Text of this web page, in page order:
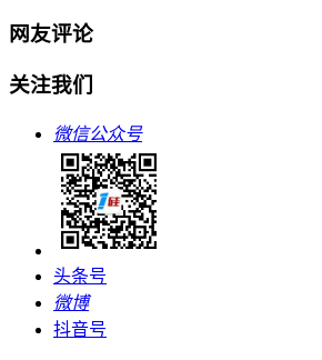
网友评论
关注我们
微信公众号
头条号
微博
抖音号